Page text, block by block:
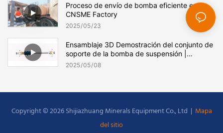
Proceso de envío de bomba eficiente en
CNSME Factory
2025 05 23
Ensamblaje 3D Demostración del conjunto de
soporte de la bomba de suspensión |
Soluciones de bomba CNSME
2025 05 08
Copyright © 2026 Shijiazhuang Minerals Equipment Co., Ltd | Mapa
del sitio